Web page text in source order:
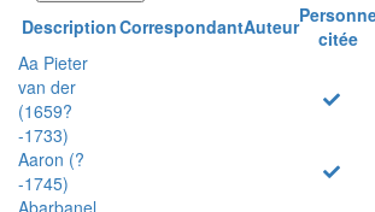
DescriptionCorrespondantAuteur
citée
Aa Pieter
van der
(1659?
-1733)
Aaron (?
-1745)
Abarbanel